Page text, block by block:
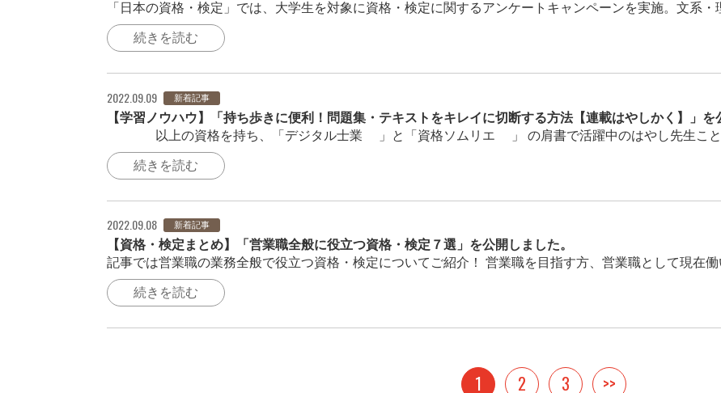
「日本の資格・検定」では、大学生を対象に資格・検定に関するアンケートキャンペーンを実施。文系・
続きを読む
2022.09.09 新着記事
【学習ノウハウ】「持ち歩きに便利！問題集・テキストをキレイに切断する方法【連載はやしかく】」を
200以上の資格を持ち、「デジタル士業®」と「資格ソムリエ®」 の肩書で活躍中のはやし先生こと
続きを読む
2022.09.08 新着記事
【資格・検定まとめ】「営業職全般に役立つ資格・検定７選」を公開しました。
記事では営業職の業務全般で役立つ資格・検定についてご紹介！ 営業職を目指す方、営業職として現在
続きを読む
1 2 3 >>